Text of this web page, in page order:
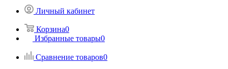
Личный кабинет
Корзина0
Избранные товары0
Сравнение товаров0